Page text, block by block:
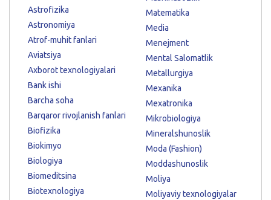
Astrofizika
Astronomiya
Atrof-muhit fanlari
Aviatsiya
Axborot texnologiyalari
Bank ishi
Barcha soha
Barqaror rivojlanish fanlari
Biofizika
Biokimyo
Biologiya
Biomeditsina
Biotexnologiya
Matematika
Media
Menejment
Mental Salomatlik
Metallurgiya
Mexanika
Mexatronika
Mikrobiologiya
Mineralshunoslik
Moda (Fashion)
Moddashunoslik
Moliya
Moliyaviy texnologiyalar